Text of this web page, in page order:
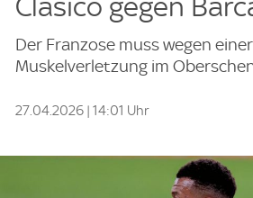
Der Franzose muss wegen einer
Muskelverletzung im
27.04.2026 | 14:01 Uhr